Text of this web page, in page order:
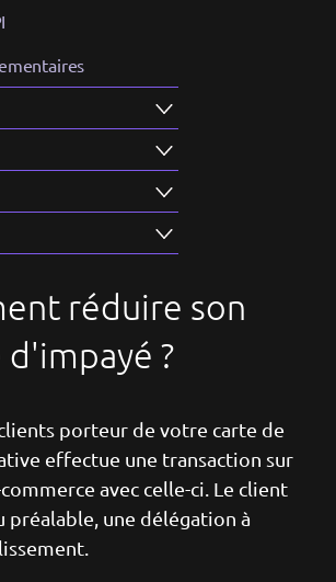
réduire son
?
porteur de votre carte de
effectue une transaction sur
avec celle-ci. Le client
préalable, une délégation à